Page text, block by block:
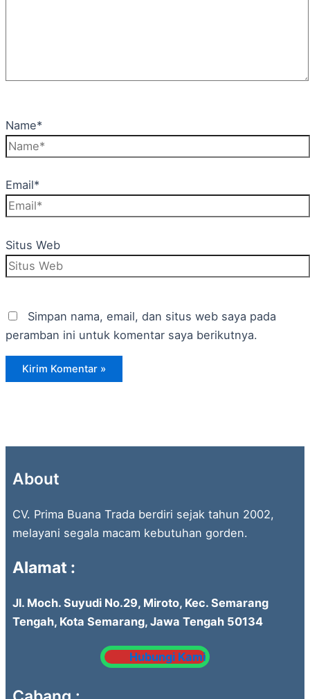
Name*
Email*
Situs Web
Simpan nama, email, dan situs web saya pada
peramban ini untuk komentar saya berikutnya.
About
CV. Prima Buana Trada berdiri sejak tahun 2002,
melayani segala macam kebutuhan gorden.
Alamat :
Jl. Moch. Suyudi No.29, Miroto, Kec. Semarang
Tengah, Kota Semarang, Jawa Tengah 50134
Hubungi Kami